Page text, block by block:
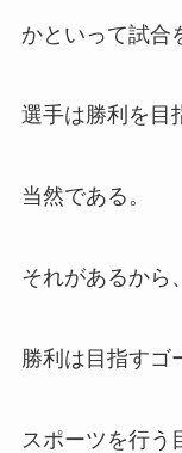
かといって試合
選手は勝利を目
当然である。
それがあるから
勝利は目指すゴ
スポーツを行う